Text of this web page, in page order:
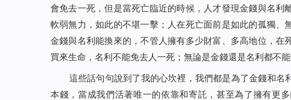
會免去一死，但是當死亡臨近的時候，人才發現金錢與名利
軟弱無力，如此的不堪一擊；人在死亡面前是如此的孤獨、
金錢與名利能換來的，不管人擁有多少財富、多高地位，在
買來生命，名利不能免去人一死；無論是金錢還是名利都不
這些話句句說到了我的心坎裡，我們都是為了金錢和名
本錢，當成我們活著唯一的依靠和寄託，甚至為了擁有更